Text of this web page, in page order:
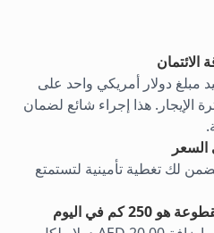
مبلغ دولار أمريكي واحد على
الإيجار. هذا إجراء شائع لضمان
لك تغطية تأمينية لتستمتع
كم في اليوم